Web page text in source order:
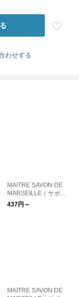
わせする
MAITRE SAVON DE
MARSEILLE｜サボ
ン・ド・マルセイユ
オリーブ/マルセイユ
437円～
MAITRE SAVON DE